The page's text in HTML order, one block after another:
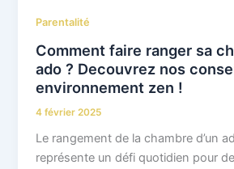
Parentalité
Comment faire ranger sa
ado ? Decouvrez nos
environnement zen !
4 février 2025
Le rangement de la chambre d’un
représente un défi quotidien pour